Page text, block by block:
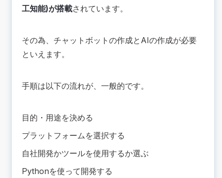
工知能)が搭載されています。
その為、チャットボットの作成とAIの作成が必要
といえます。
手順は以下の流れが、一般的です。
目的・用途を決める
プラットフォームを選択する
自社開発かツールを使用するか選ぶ
Pythonを使って開発する